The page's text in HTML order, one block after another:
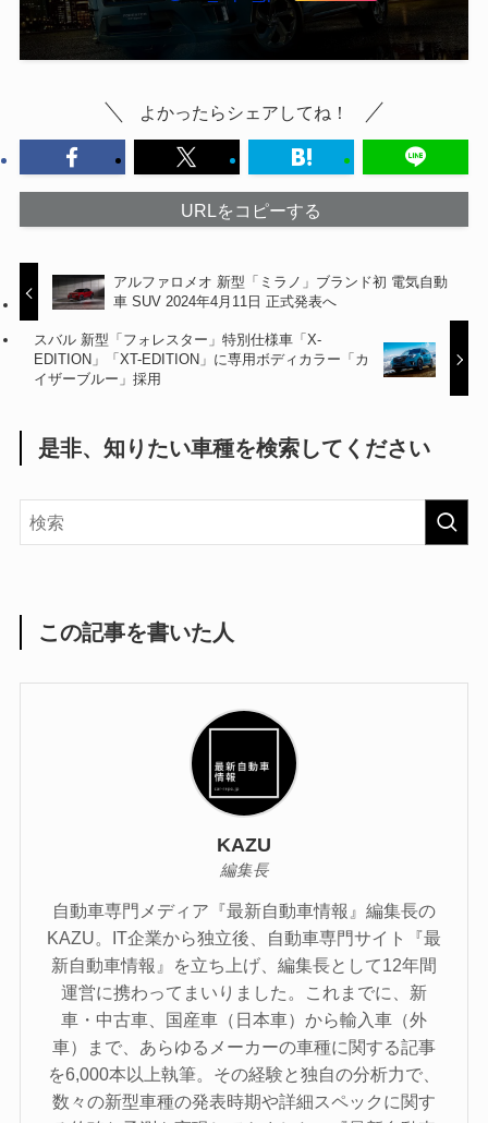
よかったらシェアしてね！
URLをコピーする
アルファロメオ 新型「ミラノ」ブランド初 電気自動
車 SUV 2024年4月11日 正式発表へ
スバル 新型「フォレスター」特別仕様車「X-
EDITION」「XT-EDITION」に専用ボディカラー「カ
イザーブルー」採用
是非、知りたい車種を検索してください
この記事を書いた人
KAZU
編集長
自動車専門メディア『最新自動車情報』編集長の
KAZU。IT企業から独立後、自動車専門サイト『最
新自動車情報』を立ち上げ、編集長として12年間
運営に携わってまいりました。これまでに、新
車・中古車、国産車（日本車）から輸入車（外
車）まで、あらゆるメーカーの車種に関する記事
を6,000本以上執筆。その経験と独自の分析力で、
数々の新型車種の発表時期や詳細スペックに関す